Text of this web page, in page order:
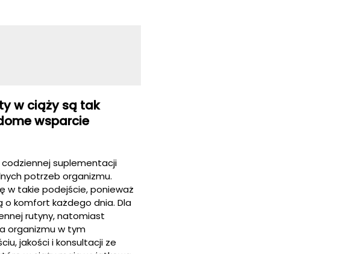
w ciąży są tak
wsparcie
codziennej suplementacji
potrzeb organizmu.
w takie podejście, ponieważ
o komfort każdego dnia. Dla
rutyny, natomiast
organizmu w tym
jakości i konsultacji ze